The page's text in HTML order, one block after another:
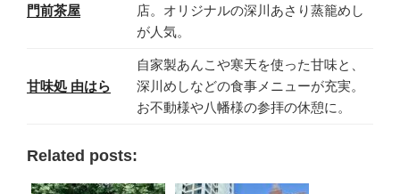
門前茶屋
店。オリジナルの深川あさり蒸籠めし
が人気。
甘味処 由はら
自家製あんこや寒天を使った甘味と、
深川めしなどの食事メニューが充実。
お不動様や八幡様の参拝の休憩に。
Related posts: